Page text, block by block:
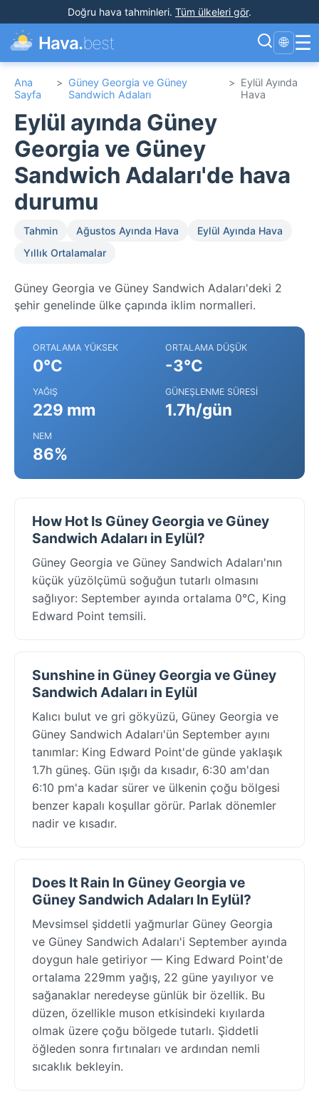
Doğru hava tahminleri. Tüm ülkeleri gör.
Hava.best 🌐 ☰
Ana
Sayfa
> Güney Georgia ve Güney
Sandwich Adaları
> Eylül Ayında
Hava
Eylül ayında Güney
Georgia ve Güney
Sandwich Adaları'de hava
durumu
Tahmin Ağustos Ayında Hava
Eylül Ayında Hava
Yıllık Ortalamalar
Güney Georgia ve Güney Sandwich Adaları'deki 2
şehir genelinde ülke çapında iklim normalleri.
ORTALAMA YÜKSEK
0°C
ORTALAMA DÜŞÜK
-3°C
YAĞIŞ
229 mm
GÜNEŞLENME SÜRESI
1.7h/gün
NEM
86%
How Hot Is Güney Georgia ve Güney
Sandwich Adaları in Eylül?
Güney Georgia ve Güney Sandwich Adaları'nın
küçük yüzölçümü soğuğun tutarlı olmasını
sağlıyor: September ayında ortalama 0°C, King
Edward Point temsili.
Sunshine in Güney Georgia ve Güney
Sandwich Adaları in Eylül
Kalıcı bulut ve gri gökyüzü, Güney Georgia ve
Güney Sandwich Adaları'ün September ayını
tanımlar: King Edward Point'de günde yaklaşık
1.7h güneş. Gün ışığı da kısadır, 6:30 am'dan
6:10 pm'a kadar sürer ve ülkenin çoğu bölgesi
benzer kapalı koşullar görür. Parlak dönemler
nadir ve kısadır.
Does It Rain In Güney Georgia ve
Güney Sandwich Adaları In Eylül?
Mevsimsel şiddetli yağmurlar Güney Georgia
ve Güney Sandwich Adaları'i September ayında
doygun hale getiriyor — King Edward Point'de
ortalama 229mm yağış, 22 güne yayılıyor ve
sağanaklar neredeyse günlük bir özellik. Bu
düzen, özellikle muson etkisindeki kıyılarda
olmak üzere çoğu bölgede tutarlı. Şiddetli
öğleden sonra fırtınaları ve ardından nemli
sıcaklık bekleyin.